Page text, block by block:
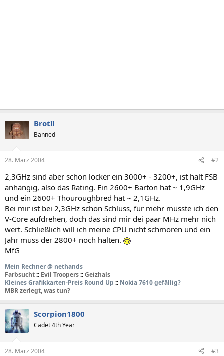
Brot!!
Banned
28. März 2004 #2
2,3GHz sind aber schon locker ein 3000+ - 3200+, ist halt FSB
anhängig, also das Rating. Ein 2600+ Barton hat ~ 1,9GHz
und ein 2600+ Thouroughbred hat ~ 2,1GHz.
Bei mir ist bei 2,3GHz schon Schluss, für mehr müsste ich den
V-Core aufdrehen, doch das sind mir dei paar MHz mehr nich
wert. Schließlich will ich meine CPU nicht schmoren und ein
Jahr muss der 2800+ noch halten.
MfG
Mein Rechner @ nethands
Farbsucht:: Evil Troopers::Geizhals
Kleines Grafikkarten-Preis Round Up :: Nokia 7610 gefällig?
MBR zerlegt, was tun?
Scorpion1800
Cadet 4th Year
28. März 2004 #3